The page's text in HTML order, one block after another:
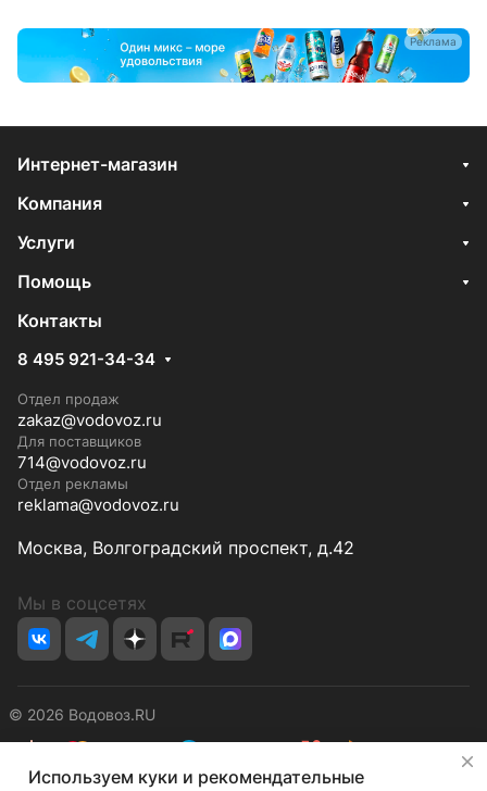
Реклама
Интернет-магазин
Компания
Услуги
Помощь
Контакты
8 495 921-34-34
Отдел продаж
zakaz@vodovoz.ru
Для поставщиков
714@vodovoz.ru
Отдел рекламы
reklama@vodovoz.ru
Москва, Волгоградский проспект, д.42
Мы в соцсетях
© 2026 Водовоз.RU
КонфиденциальностьОферта
Используем куки и рекомендательные